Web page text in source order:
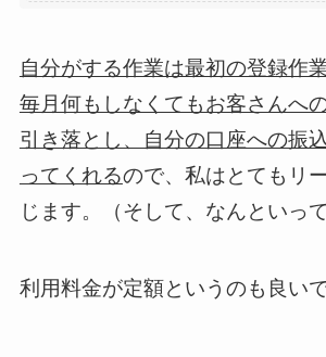
自分がする作業は最初の登録作
毎月何もしなくてもお客さんへ
引き落とし、自分の口座への振
ってくれるので、私はとてもリ
じます。（そして、なんといっ
利用料金が定額というのも良い